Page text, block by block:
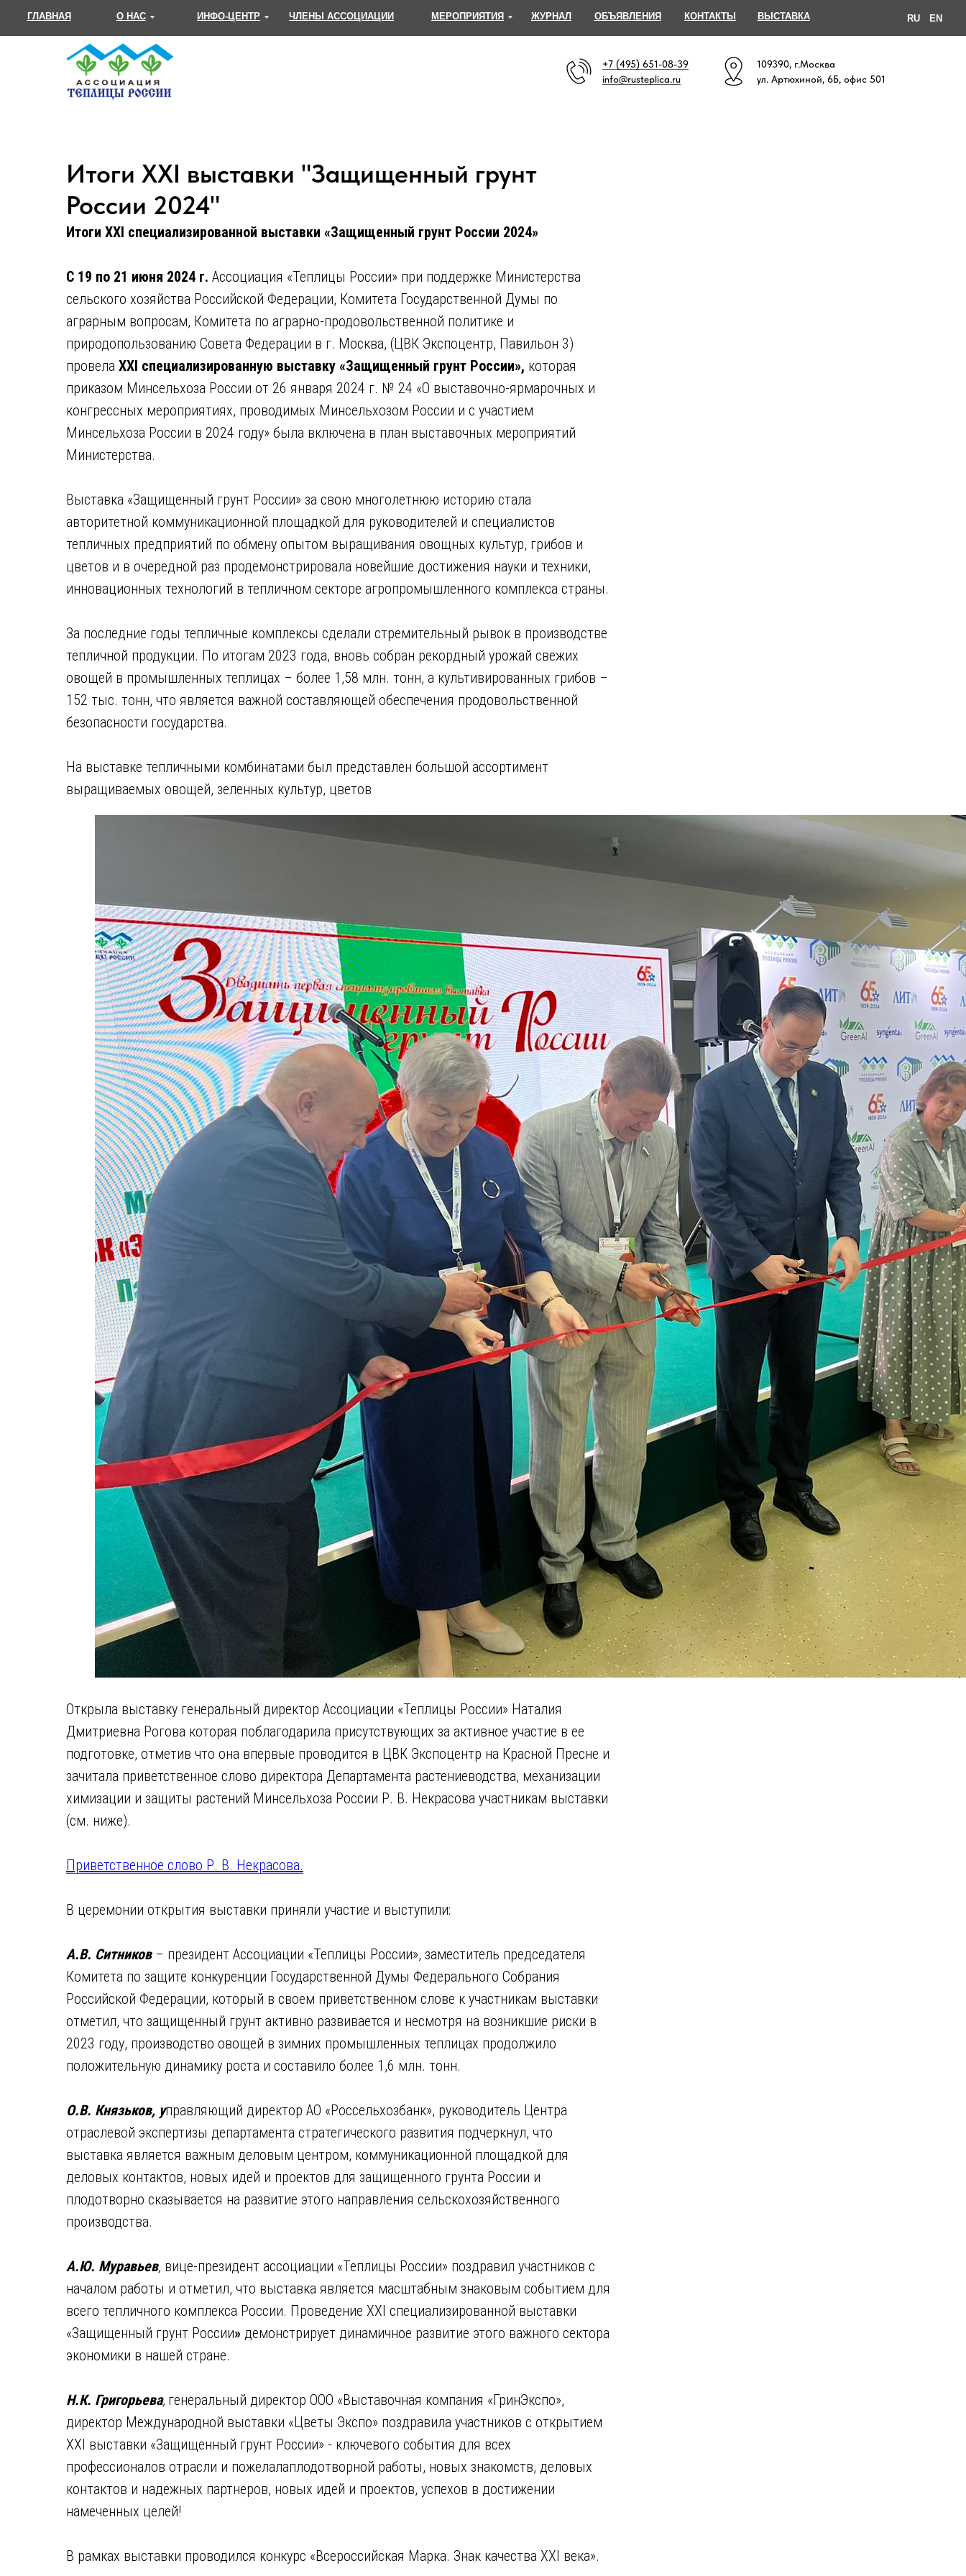
+7 (495) 651-08-39
info@rusteplica.ru
109390, г.Москва
ул. Артюхиной, 6Б, офис 501
ГЛАВНАЯ О НАС ИНФО-ЦЕНТР ЧЛЕНЫ АССОЦИАЦИИ МЕРОПРИЯТИЯ ЖУРНАЛ ОБЪЯВЛЕНИЯ КОНТАКТЫ ВЫСТАВКА RU EN
Итоги XXI выставки "Защищенный грунт
России 2024"
Итоги XXI специализированной выставки «Защищенный грунт России 2024»
С 19 по 21 июня 2024 г. Ассоциация «Теплицы России» при поддержке Министерства
сельского хозяйства Российской Федерации, Комитета Государственной Думы по
аграрным вопросам, Комитета по аграрно-продовольственной политике и
природопользованию Совета Федерации в г. Москва, (ЦВК Экспоцентр, Павильон 3)
провела XXI специализированную выставку «Защищенный грунт России», которая
приказом Минсельхоза России от 26 января 2024 г. № 24 «О выставочно-ярмарочных и
конгрессных мероприятиях, проводимых Минсельхозом России и с участием
Минсельхоза России в 2024 году» была включена в план выставочных мероприятий
Министерства.
Выставка «Защищенный грунт России» за свою многолетнюю историю стала
авторитетной коммуникационной площадкой для руководителей и специалистов
тепличных предприятий по обмену опытом выращивания овощных культур, грибов и
цветов и в очередной раз продемонстрировала новейшие достижения науки и техники,
инновационных технологий в тепличном секторе агропромышленного комплекса страны.
За последние годы тепличные комплексы сделали стремительный рывок в производстве
тепличной продукции. По итогам 2023 года, вновь собран рекордный урожай свежих
овощей в промышленных теплицах – более 1,58 млн. тонн, а культивированных грибов –
152 тыс. тонн, что является важной составляющей обеспечения продовольственной
безопасности государства.
На выставке тепличными комбинатами был представлен большой ассортимент
выращиваемых овощей, зеленных культур, цветов
Открыла выставку генеральный директор Ассоциации «Теплицы России» Наталия
Дмитриевна Рогова которая поблагодарила присутствующих за активное участие в ее
подготовке, отметив что она впервые проводится в ЦВК Экспоцентр на Красной Пресне и
зачитала приветственное слово директора Департамента растениеводства, механизации
химизации и защиты растений Минсельхоза России Р. В. Некрасова участникам выставки
(см. ниже).
Приветственное слово Р. В. Некрасова.
В церемонии открытия выставки приняли участие и выступили:
А.В. Ситников– президент Ассоциации «Теплицы России», заместитель председателя
Комитета по защите конкуренции Государственной Думы Федерального Собрания
Российской Федерации, который в своем приветственном слове к участникам выставки
отметил, что защищенный грунт активно развивается и несмотря на возникшие риски в
2023 году, производство овощей в зимних промышленных теплицах продолжило
положительную динамику роста и составило более 1,6 млн. тонн.
О.В. Князьков, управляющий директор АО «Россельхозбанк», руководитель Центра
отраслевой экспертизы департамента стратегического развития подчеркнул, что
выставка является важным деловым центром, коммуникационной площадкой для
деловых контактов, новых идей и проектов для защищенного грунта России и
плодотворно сказывается на развитие этого направления сельскохозяйственного
производства.
А.Ю. Муравьев, вице-президент ассоциации «Теплицы России» поздравил участников с
началом работы и отметил, что выставка является масштабным знаковым событием для
всего тепличного комплекса России. Проведение XXI специализированной выставки
«Защищенный грунт России» демонстрирует динамичное развитие этого важного сектора
экономики в нашей стране.
Н.К. Григорьева, генеральный директор ООО «Выставочная компания «ГринЭкспо»,
директор Международной выставки «Цветы Экспо» поздравила участников с открытием
XXI выставки «Защищенный грунт России» - ключевого события для всех
профессионалов отрасли и пожелалаплодотворной работы, новых знакомств, деловых
контактов и надежных партнеров, новых идей и проектов, успехов в достижении
намеченных целей!
В рамках выставки проводился конкурс «Всероссийская Марка. Знак качества ХХI века».